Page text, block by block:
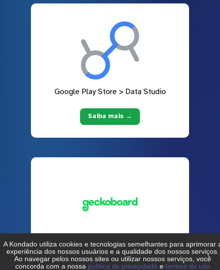
Google Play Store > Data Studio
Saiba mais →
Google Play Store > Geckoboard